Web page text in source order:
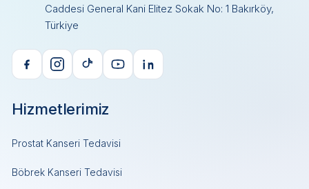
Caddesi General Kani Elitez Sokak No: 1 Bakırköy,
Türkiye
Hizmetlerimiz
Prostat Kanseri Tedavisi
Böbrek Kanseri Tedavisi